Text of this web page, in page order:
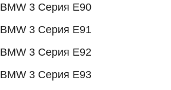
BMW 3 Серия E90
BMW 3 Серия E91
BMW 3 Серия E92
BMW 3 Серия E93